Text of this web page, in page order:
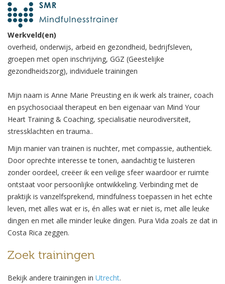
Werkveld(en)
overheid, onderwijs, arbeid en gezondheid, bedrijfsleven,
groepen met open inschrijving, GGZ (Geestelijke
gezondheidszorg), individuele trainingen
Mijn naam is Anne Marie Preusting en ik werk als trainer, coach
en psychosociaal therapeut en ben eigenaar van Mind Your
Heart Training & Coaching, specialisatie neurodiversiteit,
stressklachten en trauma..
Mijn manier van trainen is nuchter, met compassie, authentiek.
Door oprechte interesse te tonen, aandachtig te luisteren
zonder oordeel, creëer ik een veilige sfeer waardoor er ruimte
ontstaat voor persoonlijke ontwikkeling. Verbinding met de
praktijk is vanzelfsprekend, mindfulness toepassen in het echte
leven, met alles wat er is, én alles wat er niet is, met alle leuke
dingen en met alle minder leuke dingen. Pura Vida zoals ze dat in
Costa Rica zeggen.
Zoek trainingen
Bekijk andere trainingen in Utrecht.